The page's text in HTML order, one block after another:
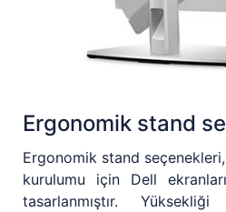
Ergonomik stand
Ergonomik stand
kurulumu için Dell
tasarlanmıştır.